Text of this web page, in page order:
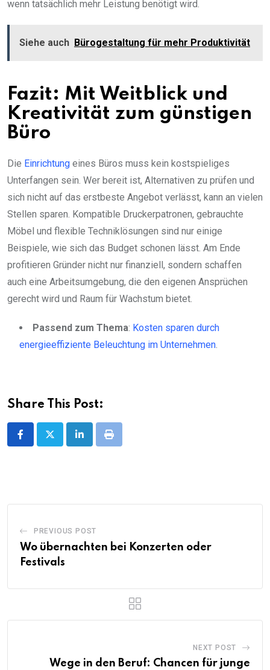
wenn tatsächlich mehr Leistung benötigt wird.
Siehe auch Bürogestaltung für mehr Produktivität
Fazit: Mit Weitblick und
Kreativität zum günstigen
Büro
Die Einrichtung eines Büros muss kein kostspieliges
Unterfangen sein. Wer bereit ist, Alternativen zu prüfen und
sich nicht auf das erstbeste Angebot verlässt, kann an vielen
Stellen sparen. Kompatible Druckerpatronen, gebrauchte
Möbel und flexible Techniklösungen sind nur einige
Beispiele, wie sich das Budget schonen lässt. Am Ende
profitieren Gründer nicht nur finanziell, sondern schaffen
auch eine Arbeitsumgebung, die den eigenen Ansprüchen
gerecht wird und Raum für Wachstum bietet.
Passend zum Thema: Kosten sparen durch
energieeffiziente Beleuchtung im Unternehmen.
Share This Post:
LinkedInPrint
PREVIOUS POST
Wo übernachten bei Konzerten oder
Festivals
NEXT POST
Wege in den Beruf: Chancen für junge